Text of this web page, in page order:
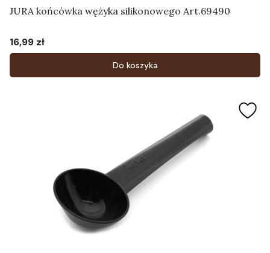
JURA końcówka wężyka silikonowego Art.69490
Cena
16,99 zł
Do koszyka